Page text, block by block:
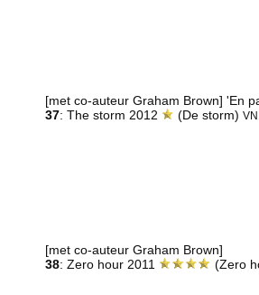
[met co-auteur Graham Brown] 'En
37: The storm 2012 (De storm)
[met co-auteur Graham Brown]
38: Zero hour 2011 (Zero